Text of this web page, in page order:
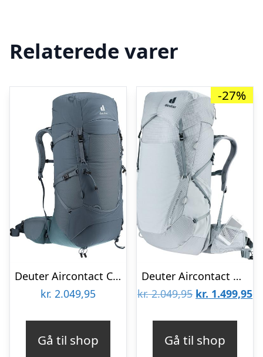
Relaterede varer
Deuter Aircontact Core 50+10
kr. 2.049,95
Gå til shop
-27%
Deuter Aircontact Ultra 35+5 SL
kr.2.049,95 Den
var:
kr. 1.499,95
Gå til shop